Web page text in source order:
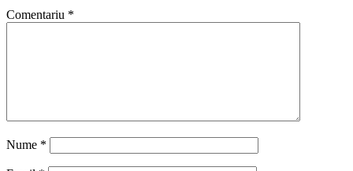
Comentariu *
Nume *